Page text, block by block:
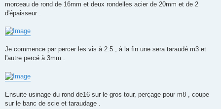
morceau de rond de 16mm et deux rondelles acier de 20mm et de 2
d'épaisseur .
Je commence par percer les vis à 2.5 , à la fin une sera taraudé m3 et
l'autre percé à 3mm .
Ensuite usinage du rond de16 sur le gros tour, perçage pour m8 , coupe
sur le banc de scie et taraudage .